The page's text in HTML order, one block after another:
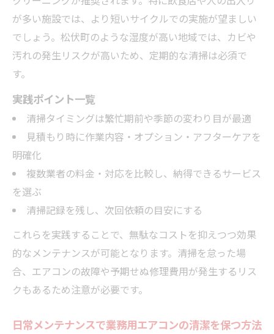
が多い施設では、より短いサイクルでの実施が望ましい
でしょう。松伏町のような湿度が高い地域では、カビや
汚れの発生リスクが高いため、定期的な清掃は必須で
す。
実践ポイント一覧
清掃タイミングは繁忙期前や季節の変わり目が最適
見積もり時に作業内容・オプション・アフターケアを
明確化
複数業者の料金・対応を比較し、納得できるサービス
を選ぶ
清掃記録を残し、次回依頼の目安にする
これらを実践することで、無駄なコストを抑えつつ効果
的なメンテナンスが可能となります。清掃を怠った場
合、エアコンの故障や予期せぬ修理費用が発生するリス
クもあるため注意が必要です。
日常メンテナンスで業務用エアコンの清潔を保つ方法